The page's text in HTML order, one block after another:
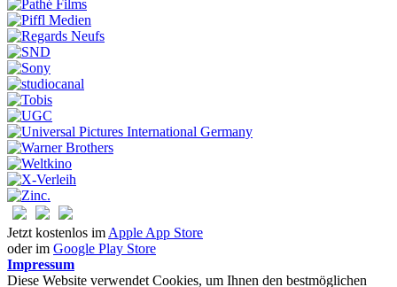
Jetzt kostenlos im Apple App Store
oder im Google Play Store
Impressum
Diese Website verwendet Cookies, um Ihnen den bestmöglichen